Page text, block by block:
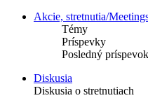
Akcie, stretnutia/
Témy
Príspevky
Posledný príspevok
Diskusia
Diskusia o stretnutiach